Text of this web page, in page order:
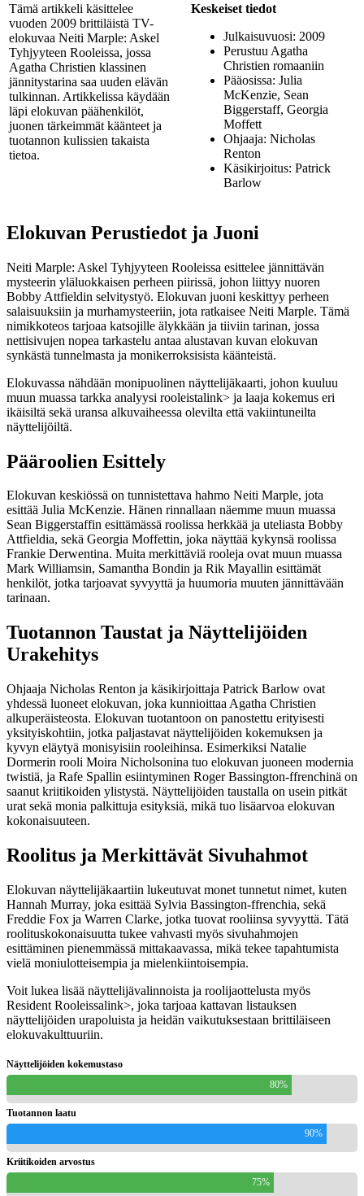
Tämä artikkeli käsittelee
vuoden 2009 brittiläistä TV-
elokuvaa Neiti Marple: Askel
Tyhjyyteen Rooleissa, jossa
Agatha Christien klassinen
jännitystarina saa uuden elävän
tulkinnan. Artikkelissa käydään
läpi elokuvan päähenkilöt,
juonen tärkeimmät käänteet ja
tuotannon kulissien takaista
tietoa.
Keskeiset tiedot
Julkaisuvuosi: 2009
Perustuu Agatha
Christien romaaniin
Pääosissa: Julia
McKenzie, Sean
Biggerstaff, Georgia
Moffett
Ohjaaja: Nicholas
Renton
Käsikirjoitus: Patrick
Barlow
Elokuvan Perustiedot ja Juoni
Neiti Marple: Askel Tyhjyyteen Rooleissa esittelee jännittävän
mysteerin yläluokkaisen perheen piirissä, johon liittyy nuoren
Bobby Attfieldin selvitystyö. Elokuvan juoni keskittyy perheen
salaisuuksiin ja murhamysteeriin, jota ratkaisee Neiti Marple. Tämä
nimikkoteos tarjoaa katsojille älykkään ja tiiviin tarinan, jossa
nettisivujen nopea tarkastelu antaa alustavan kuvan elokuvan
synkästä tunnelmasta ja monikerroksisista käänteistä.
Elokuvassa nähdään monipuolinen näyttelijäkaarti, johon kuuluu
muun muassa tarkka analyysi rooleistalink> ja laaja kokemus eri
ikäisiltä sekä uransa alkuvaiheessa olevilta että vakiintuneilta
näyttelijöiltä.
Pääroolien Esittely
Elokuvan keskiössä on tunnistettava hahmo Neiti Marple, jota
esittää Julia McKenzie. Hänen rinnallaan näemme muun muassa
Sean Biggerstaffin esittämässä roolissa herkkää ja uteliasta Bobby
Attfieldia, sekä Georgia Moffettin, joka näyttää kykynsä roolissa
Frankie Derwentina. Muita merkittäviä rooleja ovat muun muassa
Mark Williamsin, Samantha Bondin ja Rik Mayallin esittämät
henkilöt, jotka tarjoavat syvyyttä ja huumoria muuten jännittävään
tarinaan.
Tuotannon Taustat ja Näyttelijöiden
Urakehitys
Ohjaaja Nicholas Renton ja käsikirjoittaja Patrick Barlow ovat
yhdessä luoneet elokuvan, joka kunnioittaa Agatha Christien
alkuperäisteosta. Elokuvan tuotantoon on panostettu erityisesti
yksityiskohtiin, jotka paljastavat näyttelijöiden kokemuksen ja
kyvyn eläytyä monisyisiin rooleihinsa. Esimerkiksi Natalie
Dormerin rooli Moira Nicholsonina tuo elokuvan juoneen modernia
twistiä, ja Rafe Spallin esiintyminen Roger Bassington-ffrenchinä on
saanut kriitikoiden ylistystä. Näyttelijöiden taustalla on usein pitkät
urat sekä monia palkittuja esityksiä, mikä tuo lisäarvoa elokuvan
kokonaisuuteen.
Roolitus ja Merkittävät Sivuhahmot
Elokuvan näyttelijäkaartiin lukeutuvat monet tunnetut nimet, kuten
Hannah Murray, joka esittää Sylvia Bassington-ffrenchia, sekä
Freddie Fox ja Warren Clarke, jotka tuovat rooliinsa syvyyttä. Tätä
roolituskokonaisuutta tukee vahvasti myös sivuhahmojen
esittäminen pienemmässä mittakaavassa, mikä tekee tapahtumista
vielä moniulotteisempia ja mielenkiintoisempia.
Voit lukea lisää näyttelijävalinnoista ja roolijaottelusta myös
Resident Rooleissalink>, joka tarjoaa kattavan listauksen
näyttelijöiden urapoluista ja heidän vaikutuksestaan brittiläiseen
elokuvakulttuuriin.
Näyttelijöiden kokemustaso
80%
Tuotannon laatu
90%
Kriitikoiden arvostus
75%